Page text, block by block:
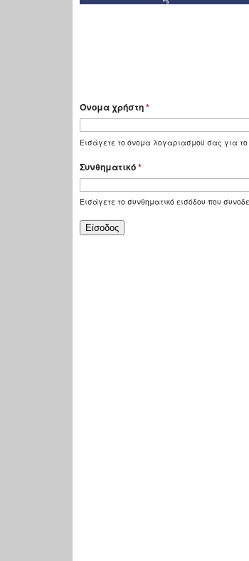
Όνομα χρήστη*
Εισάγετε το όνομα λογαριασμού σας για το
Συνθηματικό*
Εισάγετε το συνθηματικό εισόδου που